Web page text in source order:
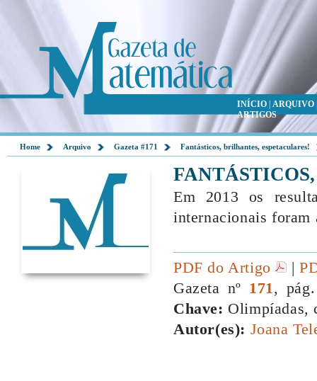
INÍCIO ARQUIVO
ARTIGOS
Home Arquivo Gazeta #171 Fantásticos, brilhantes, espetaculares!
Em 2013 os
internacionais
PDF do Artigo |
Gazeta nº 171,
Chave: Olimpíadas,
Autor(es): Joana